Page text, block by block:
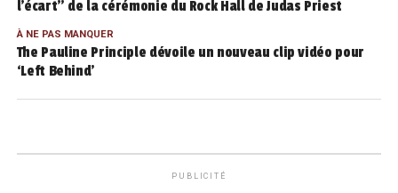
l’écart” de la cérémonie du Rock Hall de Judas Priest
À NE PAS MANQUER
The Pauline Principle dévoile un nouveau clip vidéo pour
‘Left Behind’
PUBLICITÉ